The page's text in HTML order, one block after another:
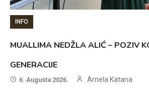
INFO
MUALLIMA NEDŽLA ALIĆ – POZIV
GENERACIJE
6. Augusta 2026. Arnela Katana